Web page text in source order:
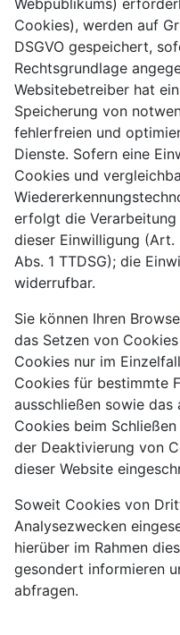
Cookies), werden auf
DSGVO gespeichert,
Rechtsgrundlage
Websitebetreiber hat
Speicherung von
fehlerfreien und
Dienste. Sofern eine
Cookies und
erfolgt die
dieser Einwilligung (Art.
Abs. 1 TTDSG); die
widerrufbar.
Sie können Ihren
das Setzen von
Cookies nur im
Cookies für bestimmte
ausschließen sowie
Cookies beim
der Deaktivierung von
dieser Website
Soweit Cookies von
Analysezwecken
hierüber im Rahmen
gesondert informieren
abfragen.